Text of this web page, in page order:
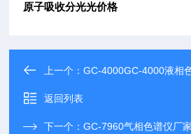
原子吸收分光光价格
上一个：GC-4000GC-4000液相
返回列表
下一个：GC-7960气相色谱仪厂家